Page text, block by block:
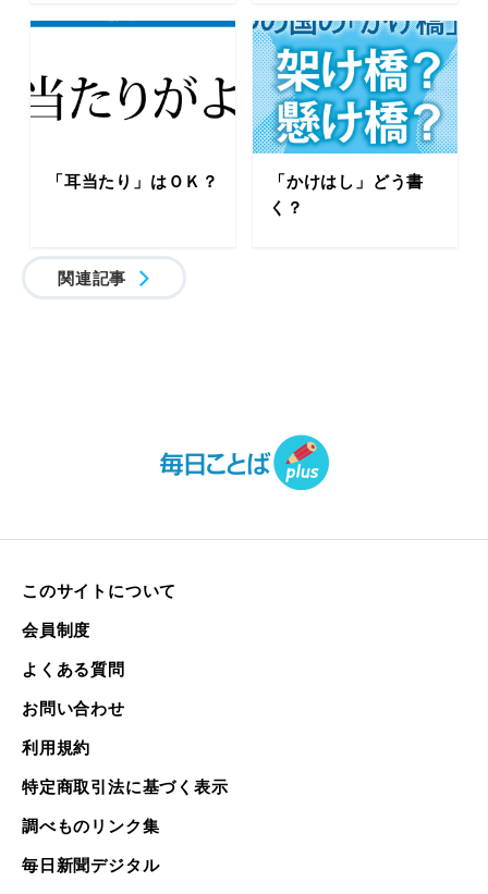
「耳当たり」はＯＫ？
「かけはし」どう書
く？
関連記事
このサイトについて
会員制度
よくある質問
お問い合わせ
利用規約
特定商取引法に基づく表示
調べものリンク集
毎日新聞デジタル